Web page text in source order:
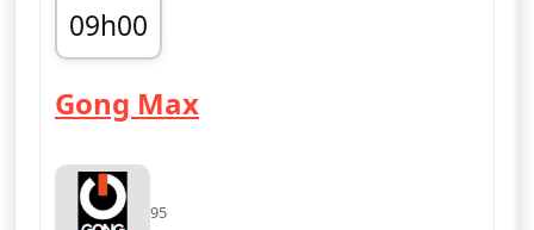
09h00
fin 12h00
Gong Max— Gong Max
95